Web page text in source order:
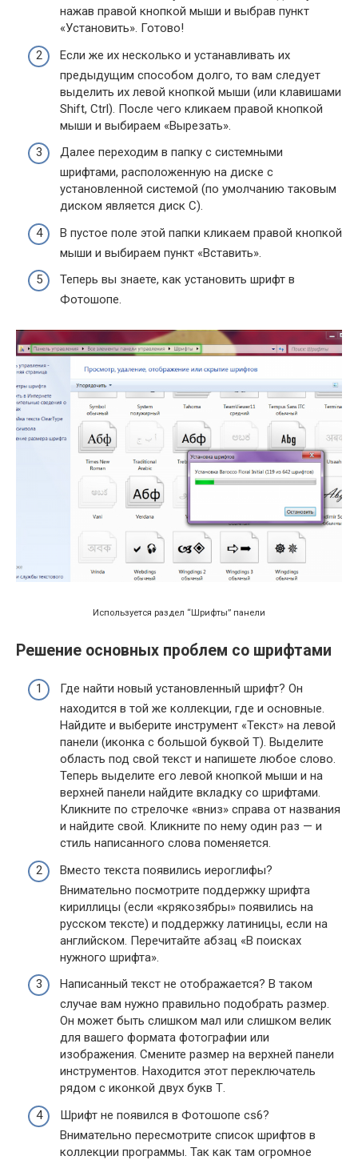
нажав правой кнопкой мыши и выбрав пункт
«Установить». Готово!
Если же их несколько и устанавливать их
предыдущим способом долго, то вам следует
выделить их левой кнопкой мыши (или клавишами
Shift, Ctrl). После чего кликаем правой кнопкой
мыши и выбираем «Вырезать».
Далее переходим в папку с системными
шрифтами, расположенную на диске с
установленной системой (по умолчанию таковым
диском является диск С).
В пустое поле этой папки кликаем правой кнопкой
мыши и выбираем пункт «Вставить».
Теперь вы знаете, как установить шрифт в
Фотошопе.
Используется раздел “Шрифты” панели
Решение основных проблем со шрифтами
Где найти новый установленный шрифт? Он
находится в той же коллекции, где и основные.
Найдите и выберите инструмент «Текст» на левой
панели (иконка с большой буквой Т). Выделите
область под свой текст и напишете любое слово.
Теперь выделите его левой кнопкой мыши и на
верхней панели найдите вкладку со шрифтами.
Кликните по стрелочке «вниз» справа от названия
и найдите свой. Кликните по нему один раз — и
стиль написанного слова поменяется.
Вместо текста появились иероглифы?
Внимательно посмотрите поддержку шрифта
кириллицы (если «крякозябры» появились на
русском тексте) и поддержку латиницы, если на
английском. Перечитайте абзац «В поисках
нужного шрифта».
Написанный текст не отображается? В таком
случае вам нужно правильно подобрать размер.
Он может быть слишком мал или слишком велик
для вашего формата фотографии или
изображения. Смените размер на верхней панели
инструментов. Находится этот переключатель
рядом с иконкой двух букв Т.
Шрифт не появился в Фотошопе cs6?
Внимательно пересмотрите список шрифтов в
коллекции программы. Так как там огромное